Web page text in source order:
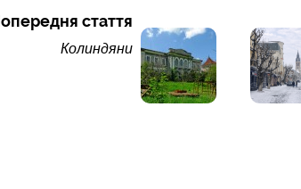
стаття
Колиндяни